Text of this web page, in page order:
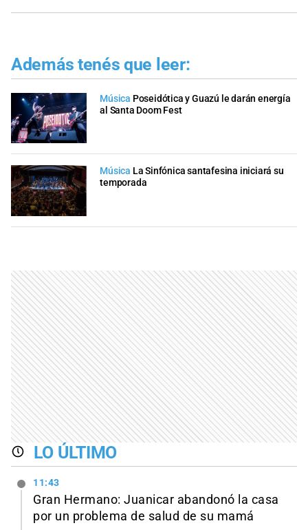
Además tenés que leer:
Música Poseidótica y Guazú le darán energía
al Santa Doom Fest
Música La Sinfónica santafesina iniciará su
temporada
LO ÚLTIMO
11:43
Gran Hermano: Juanicar abandonó la casa
por un problema de salud de su mamá